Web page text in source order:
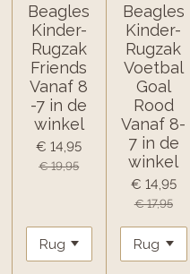
Beagles
Kinder-
Rugzak
Friends
Vanaf 8
-7 in de
winkel
€ 14,95
€ 19,95
Beagles
Kinder-
Rugzak
Voetbal
Goal
Rood
Vanaf 8-
7 in de
winkel
€ 14,95
€ 17,95